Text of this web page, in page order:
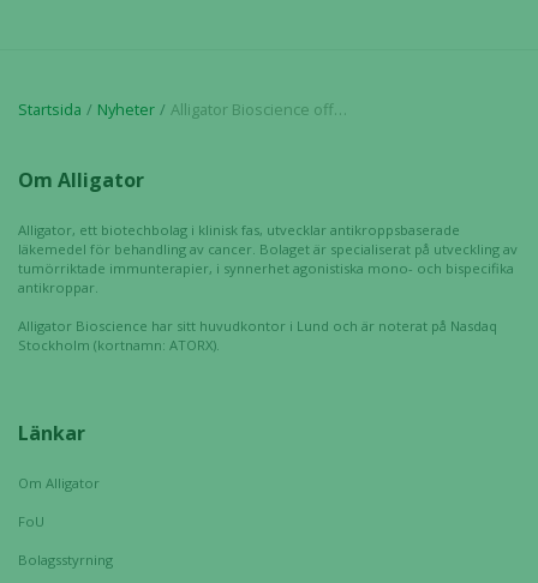
Startsida Nyheter Alligator Bioscience offentliggör finansiering om upp till 80 MSEK som förlänger kassalikviditet till Q1 2025
Om Alligator
Alligator, ett biotechbolag i klinisk fas, utvecklar antikroppsbaserade
läkemedel för behandling av cancer. Bolaget är specialiserat på utveckling av
tumörriktade immunterapier, i synnerhet agonistiska mono- och bispecifika
antikroppar.
Alligator Bioscience har sitt huvudkontor i Lund och är noterat på Nasdaq
Stockholm (kortnamn: ATORX).
Länkar
Om Alligator
FoU
Bolagsstyrning